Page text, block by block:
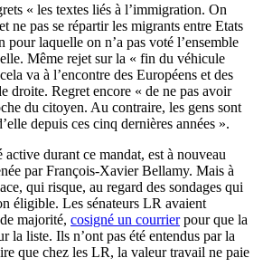
« les textes liés à l’immigration. On
ne pas se répartir les migrants entre Etats
pour laquelle on n’a pas voté l’ensemble
Même rejet sur la « fin du véhicule
va à l’encontre des Européens et des
droite. Regret encore « de ne pas avoir
du citoyen. Au contraire, les gens sont
depuis ces cinq dernières années ».
active durant ce mandat, est à nouveau
par François-Xavier Bellamy. Mais à
qui risque, au regard des sondages qui
éligible. Les sénateurs LR avaient
majorité, cosigné un courrierpour que la
la liste. Ils n’ont pas été entendus par la
que chez les LR, la valeur travail ne paie